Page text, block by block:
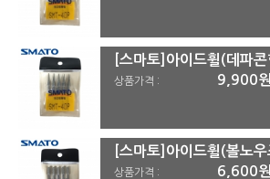
상품가격 : 9,900원
상품가격 : 6,600원